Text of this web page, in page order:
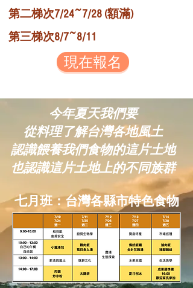
第二梯次7/24~7/28 (額滿)
第三梯次8/7~8/11
現在報名
今年夏天我們要
從料理了解台灣各地風土
認識餵養我們食物的這片土地
也認識這片土地上的不同族群
七月班：台灣各縣市特色食物